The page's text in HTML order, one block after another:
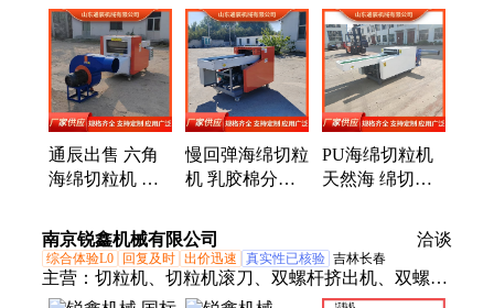
机、布碎机、切块机、切条机、打碎机
通辰出售 六角
海绵切粒机 记
机 单次处理量
大快速
慢回弹海绵切粒
机 乳胶棉分条
切丁机 控制灵
敏
PU海绵切粒机
天然海 绵切块
条机 易于维修
南京锐鑫机械有限公司 洽谈
综合体验L0 回复及时 出价迅速 真实性已核验 吉林长春
主营： 切粒机、切粒机滚刀、双螺杆挤出机、双螺杆